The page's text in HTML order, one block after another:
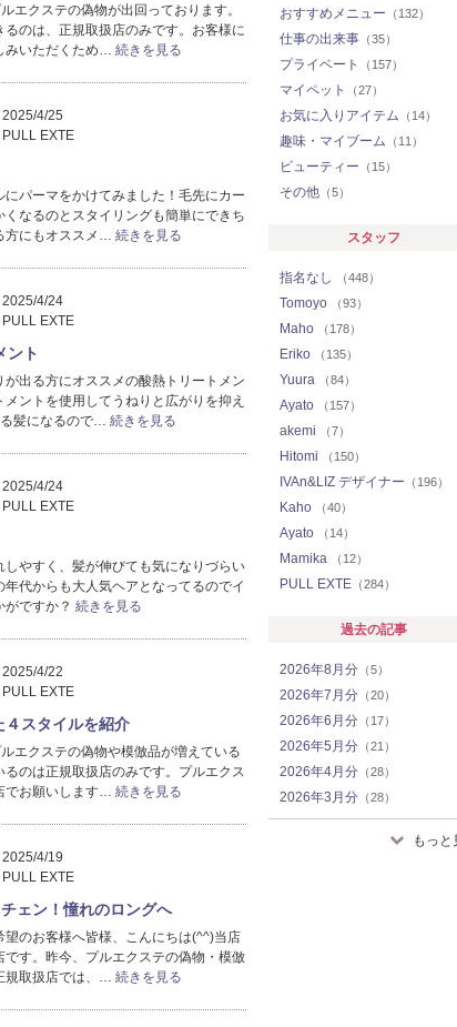
エクステの偽物が出回っております。
のは、正規取扱店のみです。お客様に
みいただくため… 続きを見る
2025/4/25
PULL EXTE
にパーマをかけてみました！毛先にカー
なるのとスタイリングも簡単にできち
方にもオススメ… 続きを見る
2025/4/24
PULL EXTE
ント
出る方にオススメの酸熱トリートメン
ントを使用してうねりと広がりを抑え
髪になるので… 続きを見る
2025/4/24
PULL EXTE
しやすく、髪が伸びても気になりづらい
代からも大人気ヘアとなってるのでイ
がですか？ 続きを見る
2025/4/22
PULL EXTE
４スタイルを紹介
エクステの偽物や模倣品が増えている
のは正規取扱店のみです。プルエクス
でお願いします… 続きを見る
2025/4/19
PULL EXTE
ェン！憧れのロングへ
望のお客様へ皆様、こんにちは(^^)当店
す。昨今、プルエクステの偽物・模倣
規取扱店では、… 続きを見る
おすすめメニュー （132）
仕事の出来事 （35）
プライベート （157）
マイペット （27）
お気に入りアイテム （14）
趣味・マイブーム （11）
ビューティー （15）
その他 （5）
スタッフ
指名なし （448）
Tomoyo （93）
Maho （178）
Eriko （135）
Yuura （84）
Ayato （157）
akemi （7）
Hitomi （150）
IVAn&LIZ デザイナー （196）
Kaho （40）
Ayato （14）
Mamika （12）
PULL EXTE （284）
過去の記事
2026年8月分 （5）
2026年7月分 （20）
2026年6月分 （17）
2026年5月分 （21）
2026年4月分 （28）
2026年3月分 （28）
2026年2月分（26）
（22） もっと